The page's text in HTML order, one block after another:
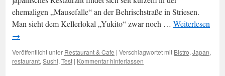
ehemaligen „Mausefalle“ an der Behrischstraße in Striesen.
Man sieht dem Kellerlokal „Yukito“ zwar noch … Weiterlesen
→
Veröffentlicht unter Restaurant & Cafe | Verschlagwortet mit Bistro, Japan,
restaurant, Sushi, Test | Kommentar hinterlassen